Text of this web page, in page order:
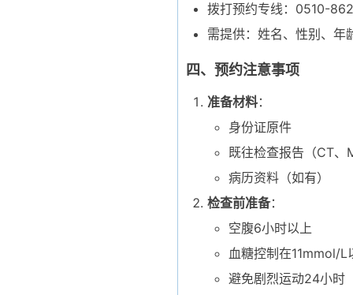
拨打预约专线：0510-
需提供：姓名、性别、年
四、预约注意事项
准备材料：
身份证原件
既往检查报告（CT、
病历资料（如有）
检查前准备：
空腹6小时以上
血糖控制在11mmol/L
避免剧烈运动24小时